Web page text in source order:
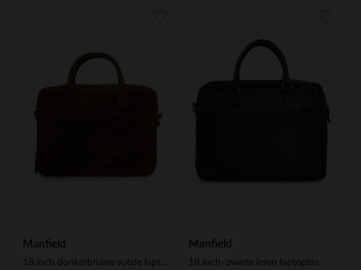
Manfield Manfield
18 inch- zwarte leren laptoptas